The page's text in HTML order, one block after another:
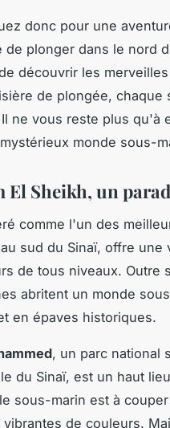
donc pour une
de plonger dans le nord
découvrir les
de plongée,
ne vous reste plus qu'à
monde sous-
El Sheikh, un
comme l'un des
sud du Sinaï, offre
de tous niveaux. Outre
abritent un monde
en épaves historiques.
, un parc national
du Sinaï, est un haut
sous-marin est à
vibrantes de couleurs.